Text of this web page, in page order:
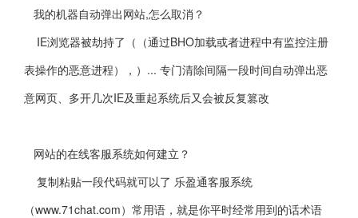
我的机器自动弹出网站,怎么取消？
IE浏览器被劫持了（（通过BHO加载或者进程中有监控注册
表操作的恶意进程），）... 专门清除间隔一段时间自动弹出恶
意网页、多开几次IE及重起系统后又会被反复篡改
网站的在线客服系统如何建立？
复制粘贴一段代码就可以了 乐盈通客服系统
（www.71chat.com）常用语，就是你平时经常用到的话术语